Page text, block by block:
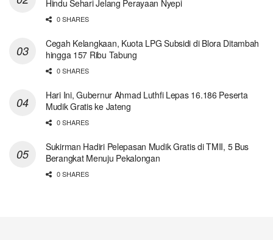
Hindu Sehari Jelang Perayaan Nyepi
0 SHARES
Cegah Kelangkaan, Kuota LPG Subsidi di Blora Ditambah
hingga 157 Ribu Tabung
0 SHARES
Hari Ini, Gubernur Ahmad Luthfi Lepas 16.186 Peserta
Mudik Gratis ke Jateng
0 SHARES
Sukirman Hadiri Pelepasan Mudik Gratis di TMII, 5 Bus
Berangkat Menuju Pekalongan
0 SHARES